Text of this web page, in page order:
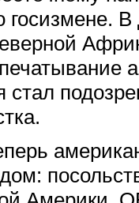
госизмене.
стал